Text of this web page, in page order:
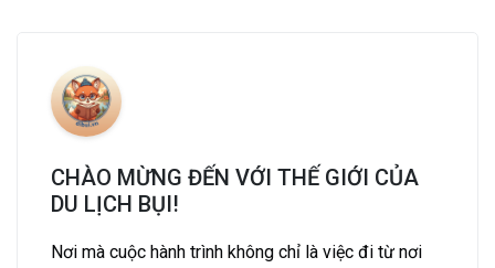
CHÀO MỪNG ĐẾN VỚI THẾ GIỚI CỦA
DU LỊCH BỤI!
Nơi mà cuộc hành trình không chỉ là việc đi từ nơi